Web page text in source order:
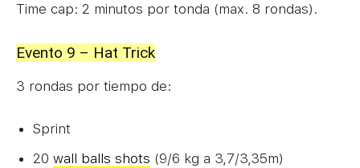
Time cap: 2 minutos por tonda (max. 8 rondas).
Evento 9 – Hat Trick
3 rondas por tiempo de:
Sprint
20 wall balls shots (9/6 kg a 3,7/3,35m)